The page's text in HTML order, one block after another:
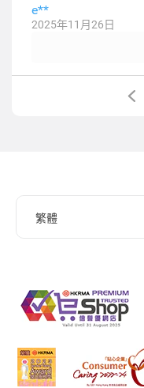
e**
2025年11月26日